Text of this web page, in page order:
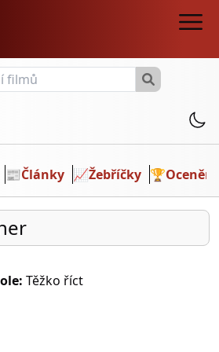
📰Články 📈Žebříčky 🏆Ocenění
Těžko říct